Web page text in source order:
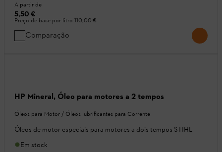
A partir de
5,50 €
Preço de base por litro 110,00 €
Comparação
HP Mineral, Óleo para motores a 2 tempos
Óleos para Motor / Óleos lubrificantes para Corrente
Óleos de motor especiais para motores a dois tempos STIHL
Em stock